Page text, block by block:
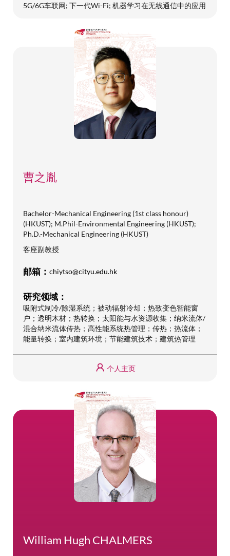
5G/6G车联网; 下一代Wi-Fi; 机器学习在无线通信中的应用
曹之胤
Bachelor-Mechanical Engineering (1st class honour)
(HKUST); M.Phil-Environmental Engineering (HKUST);
Ph.D.-Mechanical Engineering (HKUST)
客座副教授
邮箱： chiytso@cityu.edu.hk
研究领域：
吸附式制冷/除湿系统；被动辐射冷却；热致变色智能窗
户；透明木材；热转换；太阳能与水资源收集；纳米流体/
混合纳米流体传热；高性能系统热管理；传热；热流体；
能量转换；室内建筑环境；节能建筑技术；建筑热管理
个人主页
William Hugh CHALMERS